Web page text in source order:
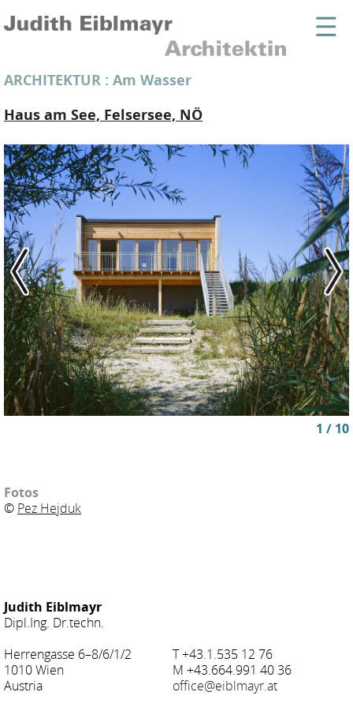
ARCHITEKTUR : Am Wasser
Haus am See, Felsersee, NÖ
1 / 10
Fotos
© Pez Hejduk
Judith Eiblmayr
Dipl.Ing. Dr.techn.
Herrengasse 6–8/6/1/2
1010 Wien
Austria
T +43.1.535 12 76
M +43.664.991 40 36
office@eiblmayr.at